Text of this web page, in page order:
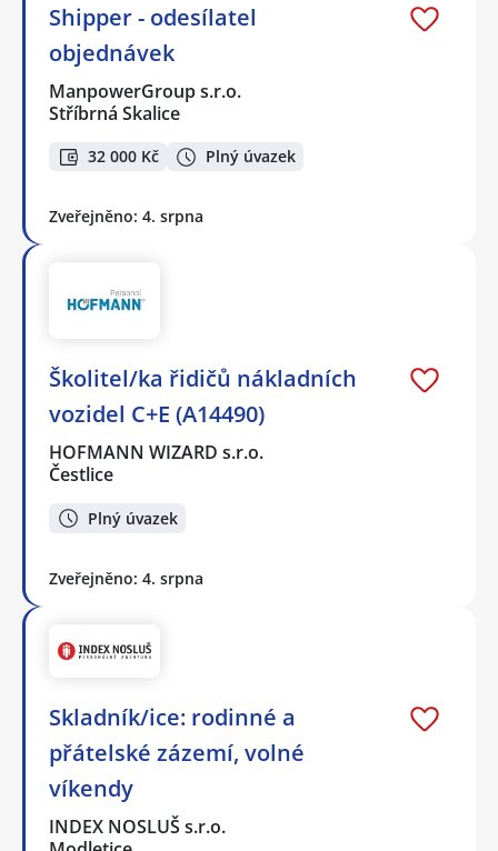
Shipper - odesílatel
objednávek
ManpowerGroup s.r.o.
Stříbrná Skalice
32 000 Kč Plný úvazek
Zveřejněno: 4. srpna
Školitel/ka řidičů nákladních
vozidel C+E (A14490)
HOFMANN WIZARD s.r.o.
Čestlice
Plný úvazek
Zveřejněno: 4. srpna
Skladník/ice: rodinné a
přátelské zázemí, volné
víkendy
INDEX NOSLUŠ s.r.o.